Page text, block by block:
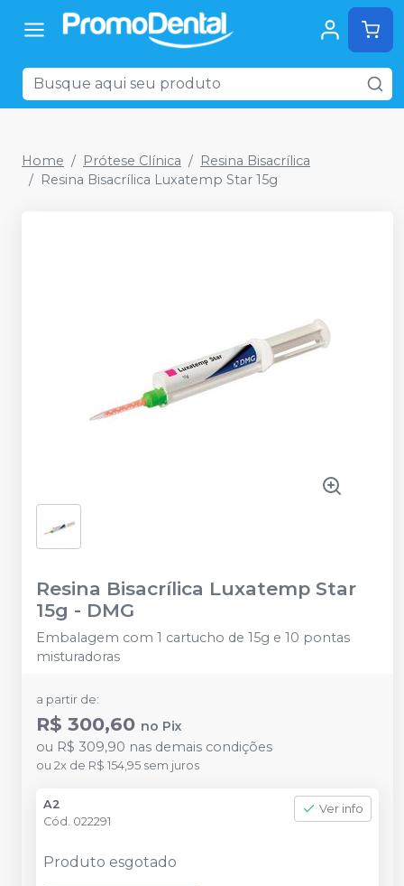
Home Prótese Clínica
Resina Bisacrílica
Resina Bisacrílica Luxatemp Star 15g
Resina Bisacrílica Luxatemp Star
15g - DMG
Embalagem com 1 cartucho de 15g e 10 pontas
misturadoras
a partir de:
R$ 300,60 no Pix
ou R$ 309,90 nas demais condições
ou 2x de R$ 154,95 sem juros
A2
Cód. 022291
Ver info
Produto esgotado